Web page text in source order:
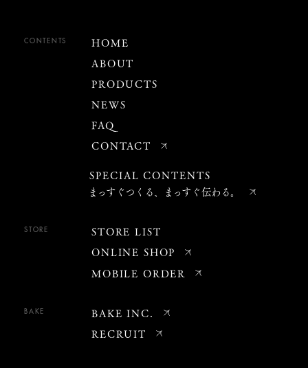
CONTENTS
HOME
ABOUT
PRODUCTS
NEWS
FAQ
CONTACT
SPECIAL CONTENTS
まっすぐつくる、まっすぐ伝わる。
STORE
STORE LIST
ONLINE SHOP
MOBILE ORDER
BAKE
BAKE INC.
RECRUIT